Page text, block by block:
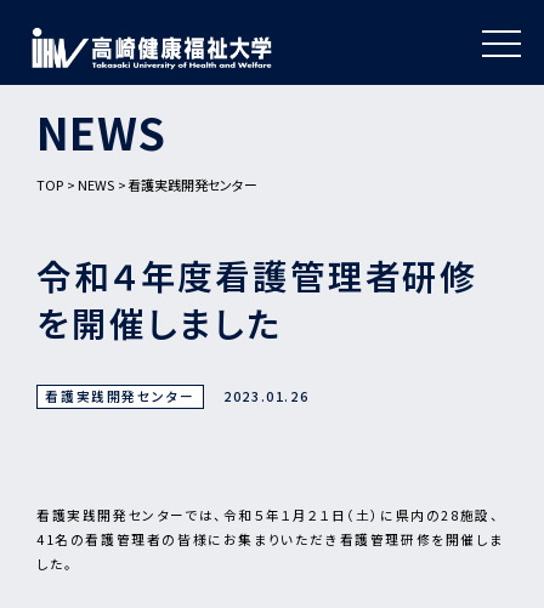
NEWS
TOP NEWS 看護実践開発センター
令和４年度看護管理者研修
を開催しました
看護実践開発センター 2023.01.26
看護実践開発センターでは、令和５年１月２１日（土）に県内の28施設、
41名の看護管理者の皆様にお集まりいただき看護管理研修を開催しま
した。